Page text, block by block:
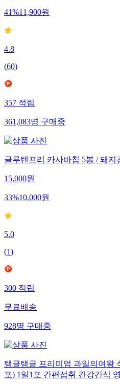
41%11,900원
4.8
(60)
357적립
361,083명구매중
글루텐프리 카사바칩 5봉 / 돼지
15,000원
33%10,000원
5.0
(1)
300적립
무료배송
928명구매중
탱글탱글 프리미엄 과일의여왕
포) 1일1포 간편섭취 건강간식